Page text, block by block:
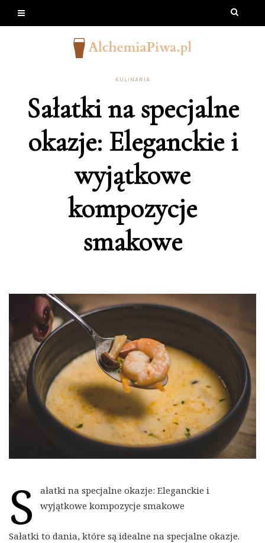
KULINARIA
Sałatki na specjalne
okazje: Eleganckie i
wyjątkowe
kompozycje
smakowe
S
ałatki na specjalne okazje: Eleganckie i
wyjątkowe kompozycje smakowe
Sałatki to dania, które są idealne na specjalne okazje.